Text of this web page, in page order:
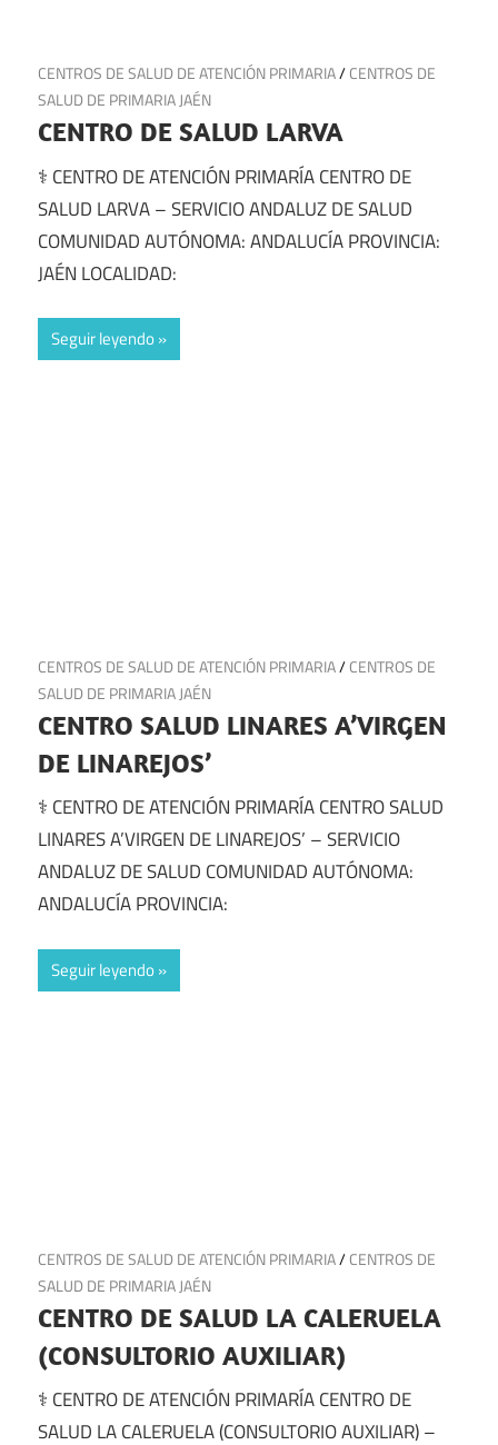
8 de julio de 2025
CENTROS DE SALUD DE ATENCIÓN PRIMARIA/CENTROS DE
SALUD DE PRIMARIA JAÉN
CENTRO DE SALUD LARVA
⚕️ CENTRO DE ATENCIÓN PRIMARÍA CENTRO DE
SALUD LARVA – SERVICIO ANDALUZ DE SALUD
COMUNIDAD AUTÓNOMA: ANDALUCÍA PROVINCIA:
JAÉN LOCALIDAD:
Seguir leyendo
5 de julio de 2025
CENTROS DE SALUD DE ATENCIÓN PRIMARIA/CENTROS DE
SALUD DE PRIMARIA JAÉN
CENTRO SALUD LINARES A’VIRGEN
DE LINAREJOS’
⚕️ CENTRO DE ATENCIÓN PRIMARÍA CENTRO SALUD
LINARES A’VIRGEN DE LINAREJOS’ – SERVICIO
ANDALUZ DE SALUD COMUNIDAD AUTÓNOMA:
ANDALUCÍA PROVINCIA:
Seguir leyendo
1 de julio de 2025
CENTROS DE SALUD DE ATENCIÓN PRIMARIA/CENTROS DE
SALUD DE PRIMARIA JAÉN
CENTRO DE SALUD LA CALERUELA
(CONSULTORIO AUXILIAR)
⚕️ CENTRO DE ATENCIÓN PRIMARÍA CENTRO DE
SALUD LA CALERUELA (CONSULTORIO AUXILIAR) –